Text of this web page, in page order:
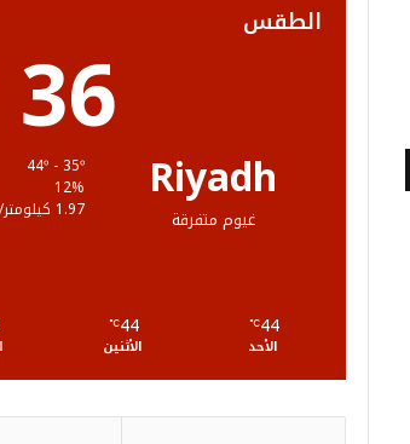
الطقس
Riyadh
غيوم متفرقة
36
12%
1.97 كيلومتر/ساعة
44
℃
الأحد
44
℃
الأثنين